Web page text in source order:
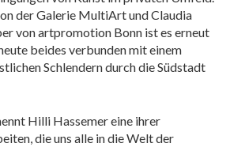
der Galerie MultiArt und Claudia
von artpromotion Bonn ist es erneut
beides verbunden mit einem
Schlendern durch die Südstadt
Hilli Hassemer eine ihrer
die uns alle in die Welt der